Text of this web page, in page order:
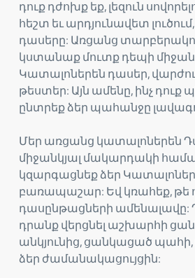
դուք դժոխք եք, լեզուն
հեշտ եւ արդյունավետ
դասերը: Առցանց
կստանաք մուտք դեպի
Կատալոներեն դասեր,
թեստեր: Այն ամենը, ինչ դուք
ընտրեք ձեր պահանջը
Մեր առցանց կատալոներեն
միջանկյալ մակարդակի
կզարգացնեք ձեր
բառապաշար: Եվ կռահեք, թե
դասընթացների ամենալավը:
դրանք վերցնել աշխարհի
անկյունից, ցանկացած պահի,
ձեր ժամանակացույցին: